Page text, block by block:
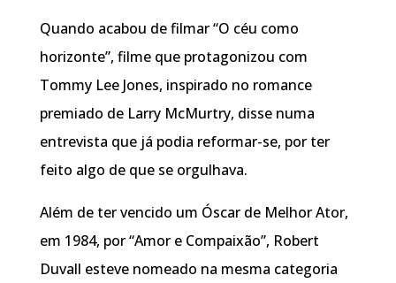
Quando acabou de filmar “O céu como
horizonte”, filme que protagonizou com
Tommy Lee Jones, inspirado no romance
premiado de Larry McMurtry, disse numa
entrevista que já podia reformar-se, por ter
feito algo de que se orgulhava.
Além de ter vencido um Óscar de Melhor Ator,
em 1984, por “Amor e Compaixão”, Robert
Duvall esteve nomeado na mesma categoria